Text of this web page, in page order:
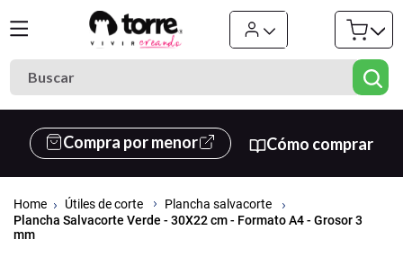
Buscar
Compra por menor Cómo comprar
Útiles de corte
Plancha salvacorte
Plancha Salvacorte Verde - 30X22 cm - Formato A4 - Grosor 3
mm
Términos más buscados
1. cuaderno
3. goma eva